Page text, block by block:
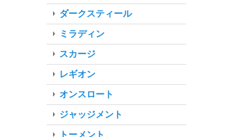
ダークスティール
ミラディン
スカージ
レギオン
オンスロート
ジャッジメント
トーメント